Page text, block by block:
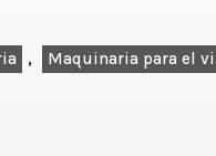
, Maquinaria para el